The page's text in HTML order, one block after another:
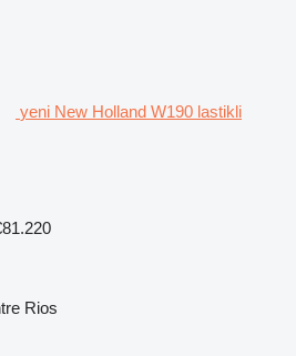
yeni New Holland W190 lastikli
Rios